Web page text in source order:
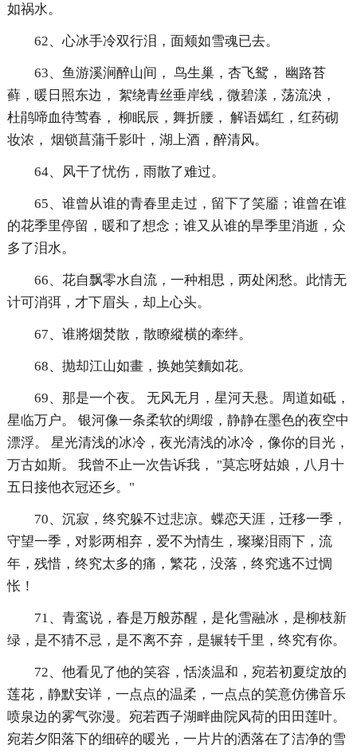
如祸水。
62、心冰手冷双行泪，面颊如雪魂已去。
63、鱼游溪涧醉山间， 鸟生巢，杏飞鸳， 幽路苔
藓，暖日照东边， 絮绕青丝垂岸线，微碧漾，荡流泱，
杜鹃啼血待莺春， 柳眠辰，舞折腰， 解语嫣红，红药砌
妆浓， 烟锁菖蒲千影叶，湖上酒，醉清风。
64、风干了忧伤，雨散了难过。
65、谁曾从谁的青春里走过，留下了笑靥；谁曾在谁
的花季里停留，暖和了想念；谁又从谁的旱季里消逝，众
多了泪水。
66、花自飘零水自流，一种相思，两处闲愁。此情无
计可消弭，才下眉头，却上心头。
67、谁將烟焚散，散瞭縱横的牽绊。
68、抛却江山如畫，换她笑麵如花。
69、那是一个夜。 无风无月，星河天悬。周道如砥，
星临万户。 银河像一条柔软的绸缎，静静在墨色的夜空中
漂浮。 星光清浅的冰冷，夜光清浅的冰冷，像你的目光，
万古如斯。 我曾不止一次告诉我， "莫忘呀姑娘，八月十
五日接他衣冠还乡。"
70、沉寂，终究躲不过悲凉。蝶恋天涯，迁移一季，
守望一季，对影两相弃，爱不为情生，璨璨泪雨下，流
年，残惜，终究太多的痛，繁花，没落，终究逃不过惆
怅！
71、青鸾说，春是万般苏醒，是化雪融冰，是柳枝新
绿，是不猜不忌，是不离不弃，是辗转千里，终究有你。
72、他看见了他的笑容，恬淡温和，宛若初夏绽放的
莲花，静默安详，一点点的温柔，一点点的笑意仿佛音乐
喷泉边的雾气弥漫。宛若西子湖畔曲院风荷的田田莲叶。
宛若夕阳落下的细碎的暖光，一片片的洒落在了洁净的雪